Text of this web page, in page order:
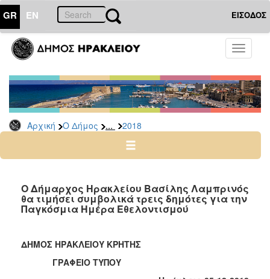
GR EN ΕΙΣΟΔΟΣ
Toggle
Αρχική Ο Δήμος ... 2018
ΔΗΜΟΣ
Δελτία
Τύπου
Αρχείο
2026
2024
2022
2021
Ο Δήμαρχος Ηρακλείου Βασίλης Λαμπρινός
θα τιμήσει συμβολικά τρεις δημότες για την
Παγκόσμια Ημέρα Εθελοντισμού
ΔΗΜΟΣ ΗΡΑΚΛΕΙΟΥ ΚΡΗΤΗΣ
ΓΡΑΦΕΙΟ ΤΥΠΟΥ